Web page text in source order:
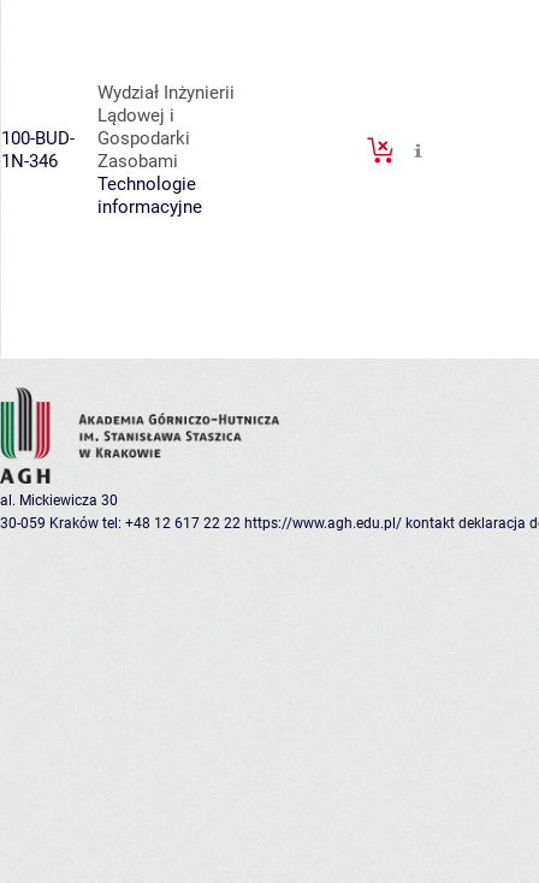
100-BUD-
1N-346
Wydział Inżynierii
Lądowej i
Gospodarki
Zasobami
Technologie
informacyjne
al. Mickiewicza 30
30-059 Kraków tel: +48 12 617 22 22 https://www.agh.edu.pl/ kontakt deklaracja